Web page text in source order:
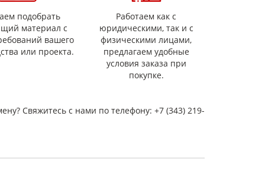
подобрать
материал с
вашего
или проекта.
Работаем как с
юридическими, так и с
физическими лицами,
предлагаем удобные
условия заказа при
покупке.
Свяжитесь с нами по телефону: +7 (343) 219-